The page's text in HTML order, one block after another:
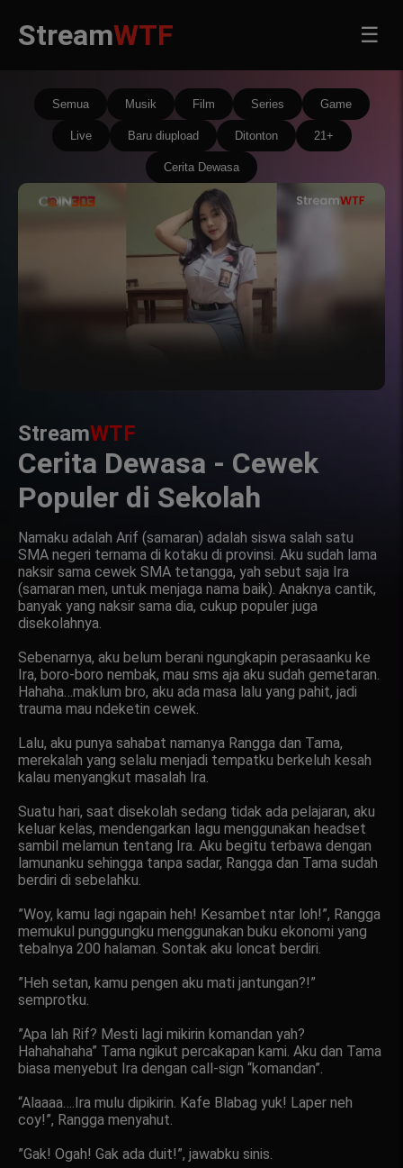
StreamWTF ☰
Semua Musik Film Series Game
Live Baru diupload Ditonton 21+
Cerita Dewasa
StreamWTF
Cerita Dewasa - Cewek
Populer di Sekolah
Namaku adalah Arif (samaran) adalah siswa salah satu
SMA negeri ternama di kotaku di provinsi. Aku sudah lama
naksir sama cewek SMA tetangga, yah sebut saja Ira
(samaran men, untuk menjaga nama baik). Anaknya cantik,
banyak yang naksir sama dia, cukup populer juga
disekolahnya.
Sebenarnya, aku belum berani ngungkapin perasaanku ke
Ira, boro-boro nembak, mau sms aja aku sudah gemetaran.
Hahaha…maklum bro, aku ada masa lalu yang pahit, jadi
trauma mau ndeketin cewek.
Lalu, aku punya sahabat namanya Rangga dan Tama,
merekalah yang selalu menjadi tempatku berkeluh kesah
kalau menyangkut masalah Ira.
Suatu hari, saat disekolah sedang tidak ada pelajaran, aku
keluar kelas, mendengarkan lagu menggunakan headset
sambil melamun tentang Ira. Aku begitu terbawa dengan
lamunanku sehingga tanpa sadar, Rangga dan Tama sudah
berdiri di sebelahku.
”Woy, kamu lagi ngapain heh! Kesambet ntar loh!”, Rangga
memukul punggungku menggunakan buku ekonomi yang
tebalnya 200 halaman. Sontak aku loncat berdiri.
”Heh setan, kamu pengen aku mati jantungan?!”
semprotku.
”Apa lah Rif? Mesti lagi mikirin komandan yah?
Hahahahaha” Tama ngikut percakapan kami. Aku dan Tama
biasa menyebut Ira dengan call-sign “komandan”.
“Alaaaa….Ira mulu dipikirin. Kafe Blabag yuk! Laper neh
coy!”, Rangga menyahut.
”Gak! Ogah! Gak ada duit!”, jawabku sinis.